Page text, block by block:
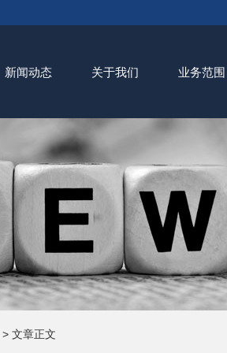
新闻动态 关于我们 业务范围
> 文章正文